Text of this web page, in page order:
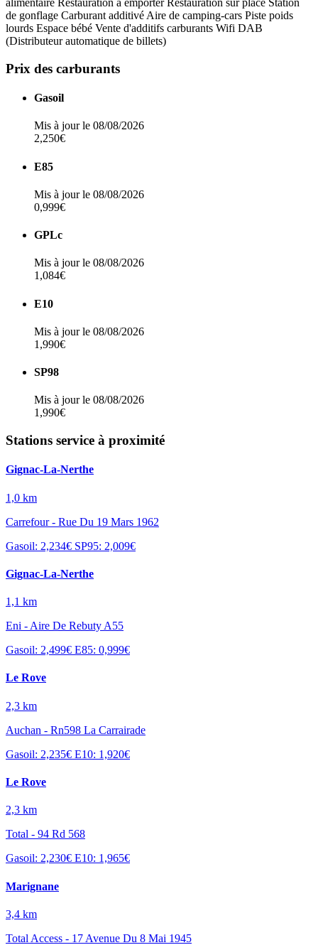
alimentaire Restauration à emporter Restauration sur place Station
de gonflage Carburant additivé Aire de camping-cars Piste poids
lourds Espace bébé Vente d'additifs carburants Wifi DAB
(Distributeur automatique de billets)
Prix des carburants
Gasoil
Mis à jour le 08/08/2026
2,250€
E85
Mis à jour le 08/08/2026
0,999€
GPLc
Mis à jour le 08/08/2026
1,084€
E10
Mis à jour le 08/08/2026
1,990€
SP98
Mis à jour le 08/08/2026
1,990€
Stations service à proximité
Gignac-La-Nerthe
1,0 km
Carrefour - Rue Du 19 Mars 1962
Gasoil: 2,234€ SP95: 2,009€
Gignac-La-Nerthe
1,1 km
Eni - Aire De Rebuty A55
Gasoil: 2,499€ E85: 0,999€
Le Rove
2,3 km
Auchan - Rn598 La Carrairade
Gasoil: 2,235€ E10: 1,920€
Le Rove
2,3 km
Total - 94 Rd 568
Gasoil: 2,230€ E10: 1,965€
Marignane
3,4 km
Total Access - 17 Avenue Du 8 Mai 1945